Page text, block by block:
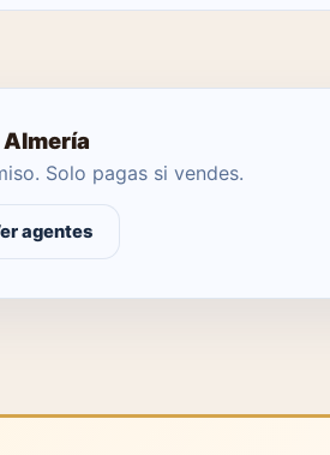
Solo pagas si vendes.
agentes